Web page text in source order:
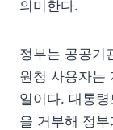
의미한다.
정부는 공공기
원청 사용자는
일이다. 대통
을 거부해 정